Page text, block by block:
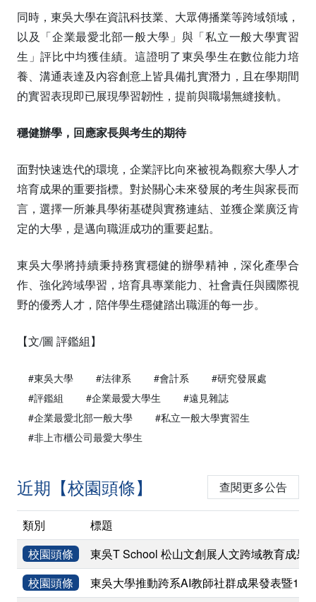
同時，東吳大學在資訊科技業、大眾傳播業等跨域領域，
以及「企業最愛北部一般大學」與「私立一般大學實習
生」評比中均獲佳績。這證明了東吳學生在數位能力培
養、溝通表達及內容創意上皆具備扎實潛力，且在學期間
的實習表現即已展現學習韌性，提前與職場無縫接軌。
穩健辦學，回應家長與考生的期待
面對快速迭代的環境，企業評比向來被視為觀察大學人才
培育成果的重要指標。對於關心未來發展的考生與家長而
言，選擇一所兼具學術基礎與實務連結、並獲企業廣泛肯
定的大學，是邁向職涯成功的重要起點。
東吳大學將持續秉持務實穩健的辦學精神，深化產學合
作、強化跨域學習，培育具專業能力、社會責任與國際視
野的優秀人才，陪伴學生穩健踏出職涯的每一步。
【文/圖 評鑑組】
#東吳大學 #法律系 #會計系
#研究發展處
#評鑑組
#企業最愛大學生
#遠見雜誌
#企業最愛北部一般大學
#私立一般大學實習生
#非上市櫃公司最愛大學生
近期【校園頭條】 查閱更多公告
類別
標題
校園頭條
東吳T School 松山文創展人文跨域教育成果
校園頭條
東吳大學推動跨系AI教師社群成果發表暨